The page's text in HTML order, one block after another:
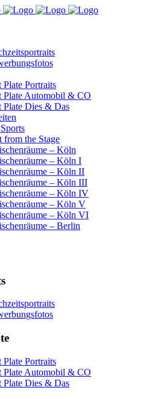
Plate Portraits
Plate Automobil & CO
Plate Dies & Das
from the Stage
– Köln
– Köln I
– Köln II
– Köln III
– Köln IV
– Köln V
– Köln VI
– Berlin
Plate Portraits
Plate Automobil & CO
Plate Dies & Das